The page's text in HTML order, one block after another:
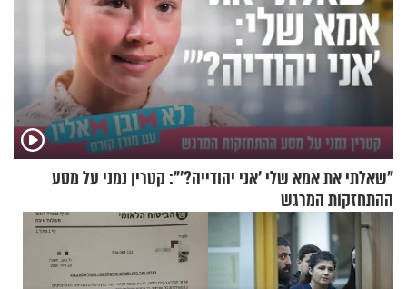
"שאלתי את אמא שלי 'אני יהודייה?'": קטרין נמני על מסע
ההתחזקות המרגש